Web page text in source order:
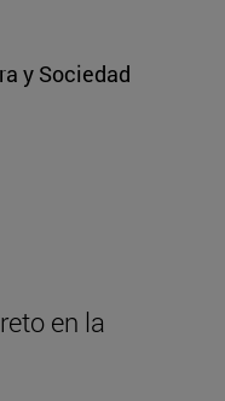
y Sociedad
en la